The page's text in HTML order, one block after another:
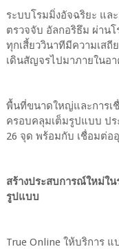
ระบบโรมมิ่งอัจฉริยะ แล
ตรวจจับ อัลกอริธึม ผ่าน
ทุกเสี้ยววินาทีมีความเส
เดินสัญจรไปมาภายในอา
พื้นที่ขนาดใหญ่และการเ
ครอบคลุมเต็มรูปแบบ ป
26 จุด พร้อมกับ เชื่อมต่อ
สร้างประสบการณ์ใหม่ใ
รูปแบบ
True Online ให้บริการ แ